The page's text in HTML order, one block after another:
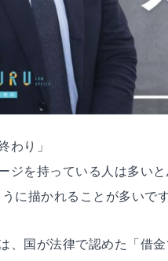
わり」
ジを持っている人は多い
に描かれることが多いです
、国が法律で認めた「借